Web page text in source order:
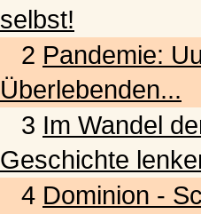
selbst!
2 Pandemie:
Überlebenden...
3 Im Wandel
Geschichte
4 Dominion -